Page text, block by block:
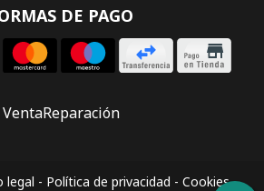
DE PAGO
VentaReparación
legal - Política de privacidad - Cookies-